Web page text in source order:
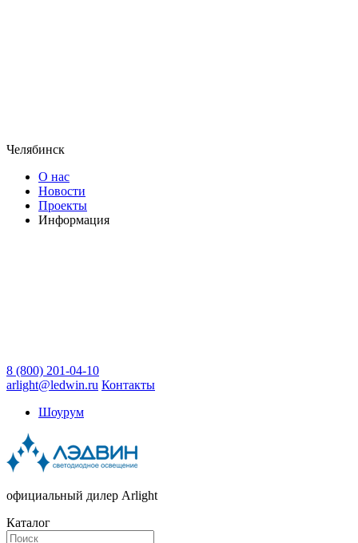
Челябинск
О нас
Новости
Проекты
Информация
8 (800) 201-04-10
arlight@ledwin.ru Контакты
Шоурум
официальный дилер Arlight
Каталог